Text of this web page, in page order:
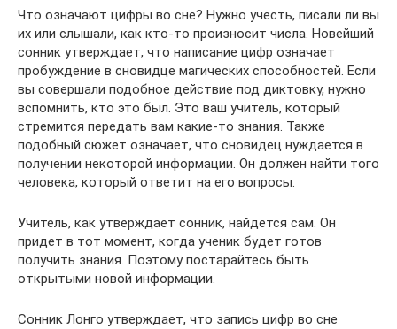
Что означают цифры во сне? Нужно учесть, писали ли вы
их или слышали, как кто-то произносит числа. Новейший
сонник утверждает, что написание цифр означает
пробуждение в сновидце магических способностей. Если
вы совершали подобное действие под диктовку, нужно
вспомнить, кто это был. Это ваш учитель, который
стремится передать вам какие-то знания. Также
подобный сюжет означает, что сновидец нуждается в
получении некоторой информации. Он должен найти того
человека, который ответит на его вопросы.
Учитель, как утверждает сонник, найдется сам. Он
придет в тот момент, когда ученик будет готов
получить знания. Поэтому постарайтесь быть
открытыми новой информации.
Сонник Лонго утверждает, что запись цифр во сне